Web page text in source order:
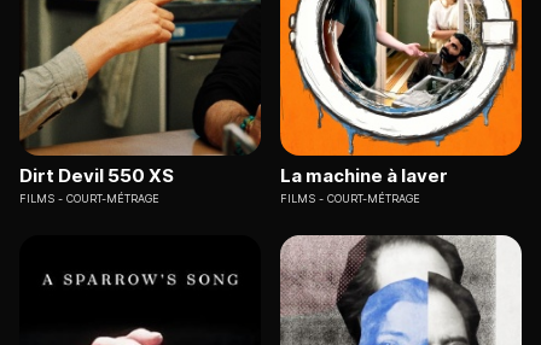
Dirt Devil 550 XS
FILMS COURT-MÉTRAGE
La machine à laver
FILMS COURT-MÉTRAGE